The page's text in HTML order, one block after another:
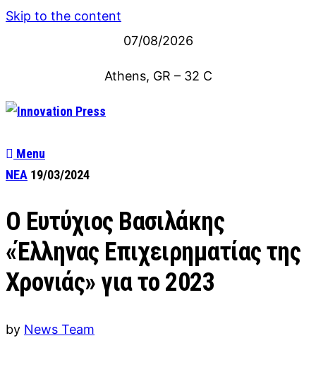
Skip to the content
07/08/2026
Athens, GR – 32 C
Menu
ΝΕΑ 19/03/2024
Ο Ευτύχιος Βασιλάκης
«Έλληνας Επιχειρηματίας της
Χρονιάς» για το 2023
by News Team